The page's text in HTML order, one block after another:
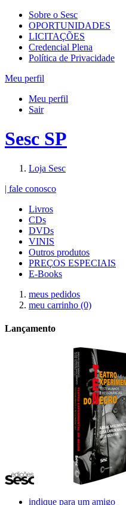
Sobre o Sesc
OPORTUNIDADES
LICITAÇÕES
Credencial Plena
Política de Privacidade
Meu perfil
Meu perfil
Sair
Sesc SP
Loja Sesc
| fale conosco
Livros
CDs
DVDs
VINIS
Outros produtos
PREÇOS ESPECIAIS
E-Books
meus pedidos
meu carrinho (0)
Lançamento
indique para um amigo